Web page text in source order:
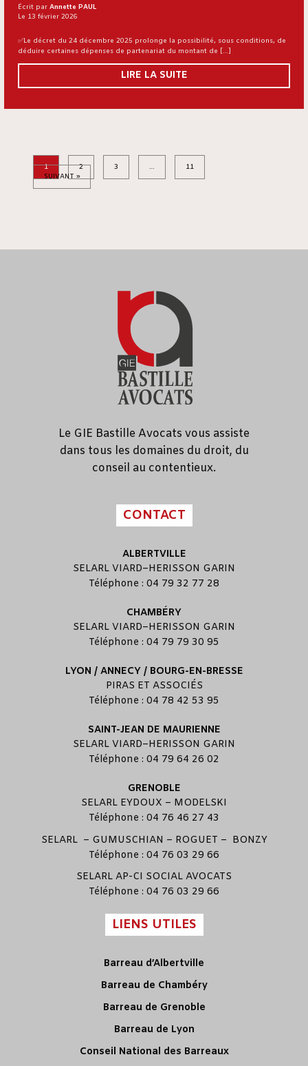
Écrit par Annette PAUL
Le 13 février 2026
✅Le décret du 24 décembre 2025 prolonge la possibilité, sous conditions, de
déduire certaines dépenses de partenariat du montant de […]
LIRE LA SUITE
1 2 3 …
11
SUIVANT »
Le GIE Bastille Avocats vous assiste
dans tous les domaines du droit, du
conseil au contentieux.
CONTACT
ALBERTVILLE
SELARL VIARD–HERISSON GARIN
Téléphone : 04 79 32 77 28
CHAMBÉRY
SELARL VIARD–HERISSON GARIN
Téléphone : 04 79 79 30 95
LYON / ANNECY / BOURG-EN-BRESSE
PIRAS ET ASSOCIÉS
Téléphone : 04 78 42 53 95
SAINT-JEAN DE MAURIENNE
SELARL VIARD–HERISSON GARIN
Téléphone : 04 79 64 26 02
GRENOBLE
SELARL EYDOUX – MODELSKI
Téléphone : 04 76 46 27 43
SELARL – GUMUSCHIAN – ROGUET – BONZY
Téléphone : 04 76 03 29 66
SELARL AP-CI SOCIAL AVOCATS
Téléphone : 04 76 03 29 66
LIENS UTILES
Barreau d’Albertville
Barreau de Chambéry
Barreau de Grenoble
Barreau de Lyon
Conseil National des Barreaux